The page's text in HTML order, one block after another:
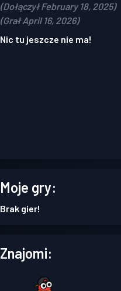
(Dołączył February 18, 2025)
(Grał April 16, 2026)
Nic tu jeszcze nie ma!
Moje gry:
Brak gier!
Znajomi: